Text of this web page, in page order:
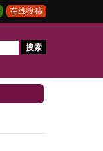
在线投稿
搜索